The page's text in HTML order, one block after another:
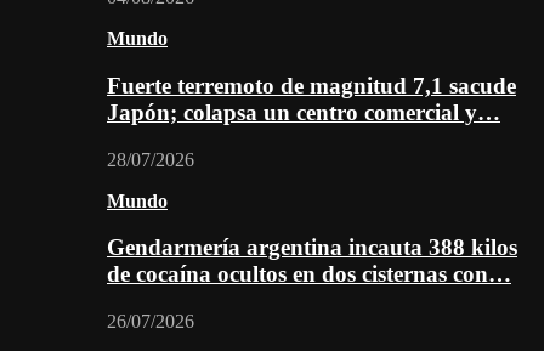
Mundo
Fuerte terremoto de magnitud 7,1 sacude
Japón; colapsa un centro comercial y…
28/07/2026
Mundo
Gendarmería argentina incauta 388 kilos
de cocaína ocultos en dos cisternas con…
26/07/2026